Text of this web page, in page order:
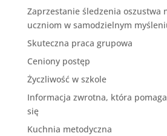
Zaprzestanie śledzenia oszustwa
uczniom w samodzielnym
Skuteczna praca grupowa
Ceniony postęp
Życzliwość w szkole
Informacja zwrotna, która
się
Kuchnia metodyczna